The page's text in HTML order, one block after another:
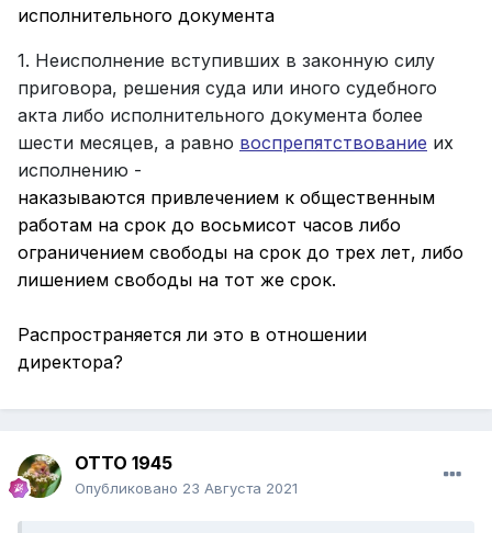
исполнительного документа
1. Неисполнение вступивших в законную силу
приговора, решения суда или иного судебного
акта либо исполнительного документа более
шести месяцев, а равно воспрепятствование их
исполнению -
наказываются привлечением к общественным
работам на срок до восьмисот часов либо
ограничением свободы на срок до трех лет, либо
лишением свободы на тот же срок.
Распространяется ли это в отношении
директора?
ОТТО 1945
Опубликовано 23 Августа 2021